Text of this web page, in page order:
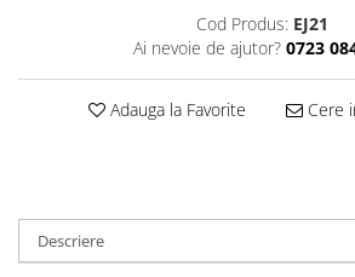
Sweet Wonderland
Crengute Decorative
Decoratiuni Muzicale
Felicitari, Cutii si Pungi de Cadou
Cod Produs: EJ21
Ai nevoie de ajutor? 0723
Adauga la Favorite Cere
Descriere